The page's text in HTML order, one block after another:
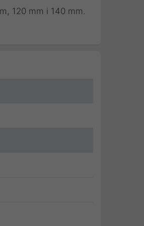
120 mm i 140 mm.